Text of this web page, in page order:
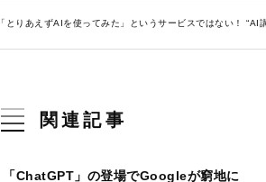
「とりあえずAIを使ってみた」というサービスではない！
関連記事
「ChatGPT」の登場でGoogleが窮地に